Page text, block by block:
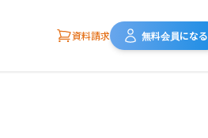
資料請求 無料会員になる